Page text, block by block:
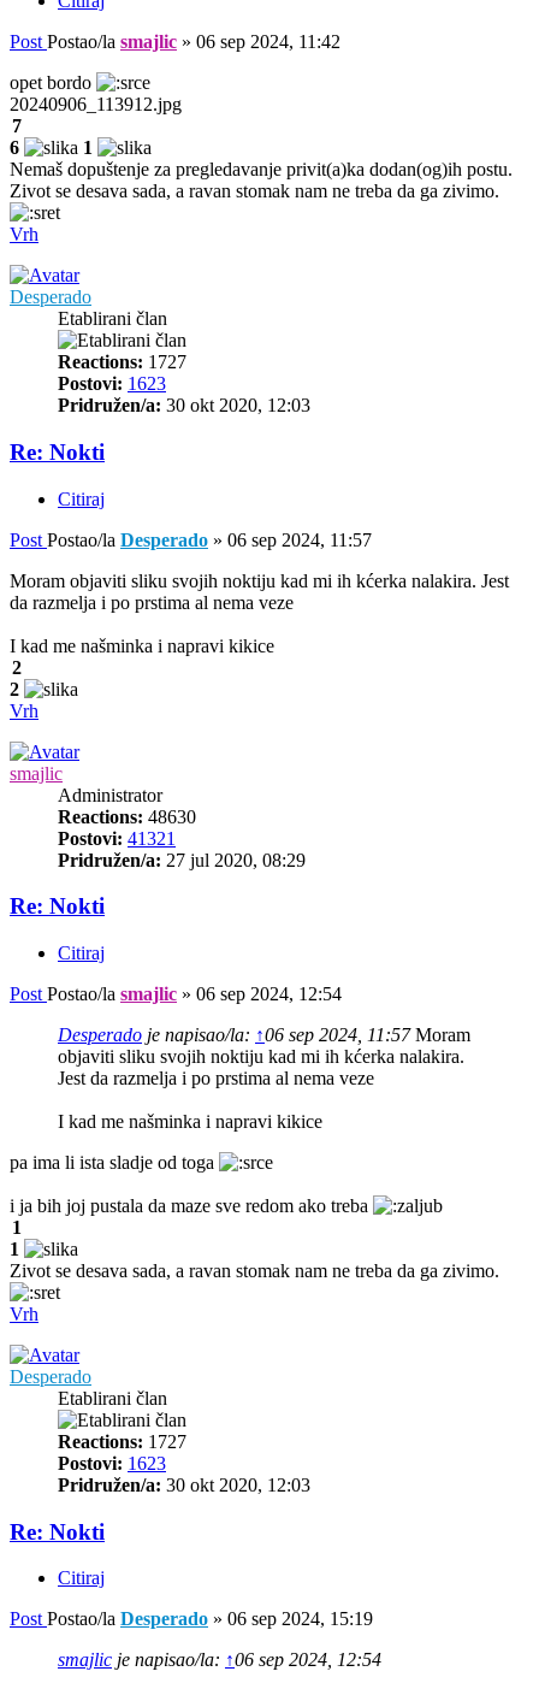
Post Postao/la smajlic » 06 sep 2024, 11:42
opet bordo
20240906_113912.jpg
7
6
1
Nemaš dopuštenje za pregledavanje privit(a)ka dodan(og)ih postu.
Zivot se desava sada, a ravan stomak nam ne treba da ga zivimo.
Vrh
Desperado
Etablirani član
Reactions: 1727
Postovi: 1623
Pridružen/a: 30 okt 2020, 12:03
Re: Nokti
Citiraj
Post Postao/la Desperado » 06 sep 2024, 11:57
Moram objaviti sliku svojih noktiju kad mi ih kćerka nalakira. Jest
da razmelja i po prstima al nema veze
I kad me našminka i napravi kikice
2
2
Vrh
smajlic
Administrator
Reactions: 48630
Postovi: 41321
Pridružen/a: 27 jul 2020, 08:29
Re: Nokti
Citiraj
Post Postao/la smajlic » 06 sep 2024, 12:54
Desperado je napisao/la: ↑06 sep 2024, 11:57Moram
objaviti sliku svojih noktiju kad mi ih kćerka nalakira.
Jest da razmelja i po prstima al nema veze
I kad me našminka i napravi kikice
pa ima li ista sladje od toga
i ja bih joj pustala da maze sve redom ako treba
1
1
Zivot se desava sada, a ravan stomak nam ne treba da ga zivimo.
Vrh
Desperado
Etablirani član
Reactions: 1727
Postovi: 1623
Pridružen/a: 30 okt 2020, 12:03
Re: Nokti
Citiraj
Post Postao/la Desperado » 06 sep 2024, 15:19
smajlic je napisao/la: ↑06 sep 2024, 12:54